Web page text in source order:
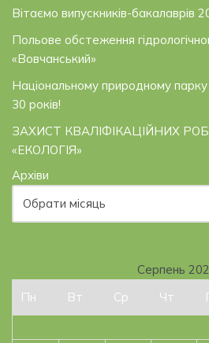
Вітаємо випускників-бакалаврів
Польове обстеження
«Вовчанський»
Національному природному парку
30 років!
ЗАХИСТ КВАЛІФІКАЦІЙНИХ
«ЕКОЛОГІЯ»
Архіви
Серпень
Пн
Вт Ср Чт